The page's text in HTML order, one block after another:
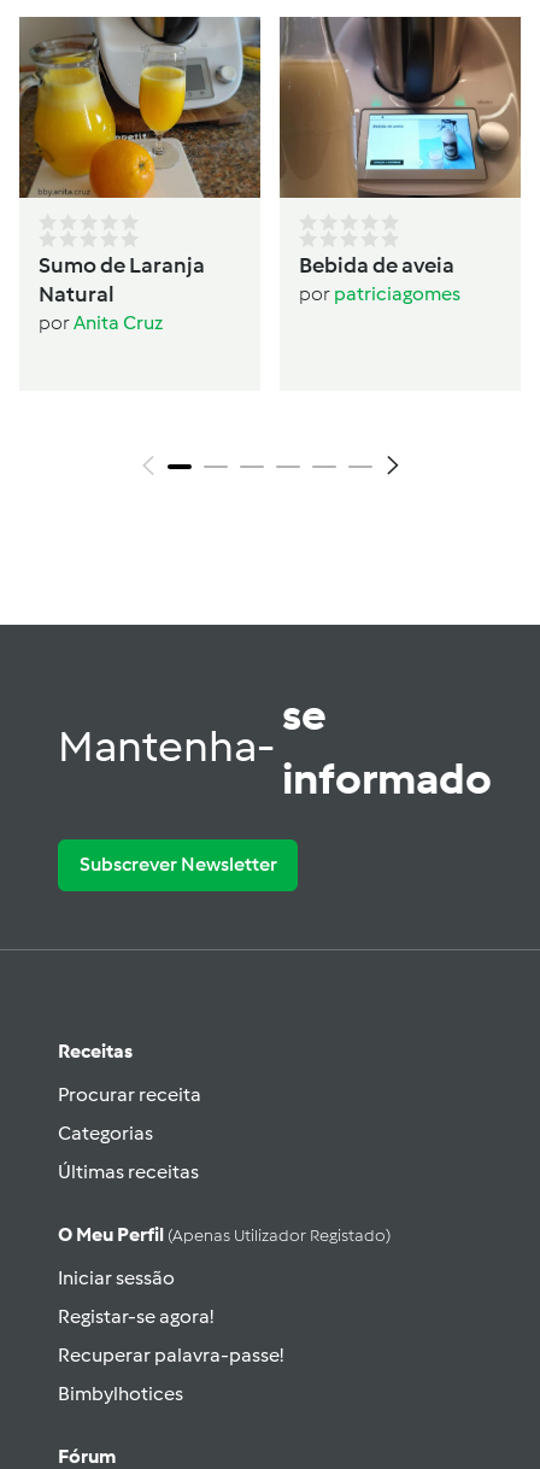
Sumo de Laranja
Natural
porAnita Cruz
Bebida de aveia
por patriciagomes
Mantenha-
se
informado
Subscrever Newsletter
Receitas
Procurar receita
Categorias
Últimas receitas
O Meu Perfil (apenas Utilizador Registado)
Iniciar sessão
Registar-se agora!
Recuperar palavra-passe!
Bimbylhotices
Fórum